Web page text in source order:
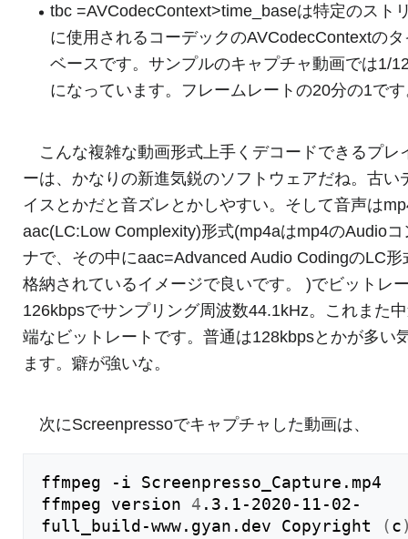
tbc =AVCodecContext>time_baseは特定のスト
に使用されるコーデックのAVCodecContextの
ベースです。サンプルのキャプチャ動画では1/
になっています。フレームレートの20分の1で
こんな複雑な動画形式上手くデコードできるプレ
ーは、かなりの新進気鋭のソフトウェアだね。古い
イスとかだと音ズレとかしやすい。そして音声は
aac(LC:Low Complexity)形式(mp4aはmp4のAudioコ
ナで、その中にaac=Advanced Audio CodingのLC形
格納されているイメージで良いです。 )でビットレ
126kbpsでサンプリング周波数44.1kHz。これまた
端なビットレートです。普通は128kbpsとかが多い
ます。癖が強いな。
次にScreenpressoでキャプチャした動画は、
ffmpeg -i Screenpresso_Capture.mp4
ffmpeg version 4 .3.1-2020-11-02-
full_build-www.gyan.dev Copyright
(c